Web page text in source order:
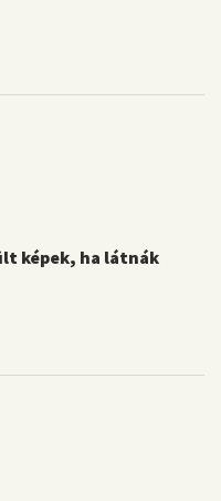
képek, ha látnák